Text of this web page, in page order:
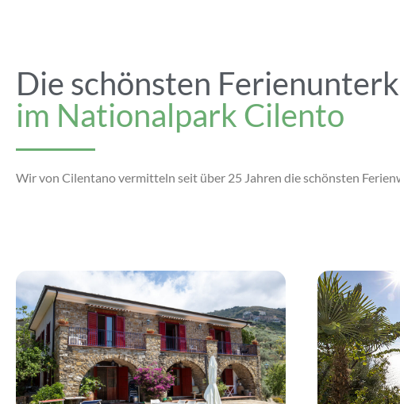
Die schönsten
im Nationalpark Cilento
Wir von Cilentano vermitteln seit über 25 Jahren die schönsten